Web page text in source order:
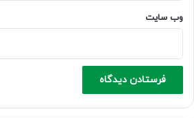
وب‌ سایت